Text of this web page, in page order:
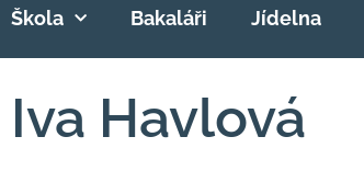
Škola Bakaláři Jídelna
Iva Havlová